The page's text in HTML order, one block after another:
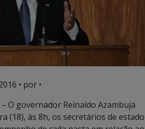
• por •
– O governador Reinaldo Azambuja
(18), às 8h, os secretários de estado